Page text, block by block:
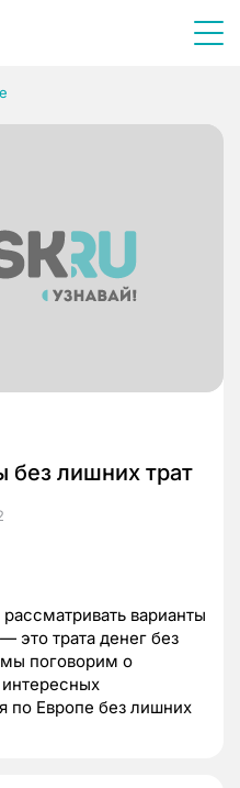
без лишних трат
варианты
это трата денег без
поговорим о
по Европе без лишних